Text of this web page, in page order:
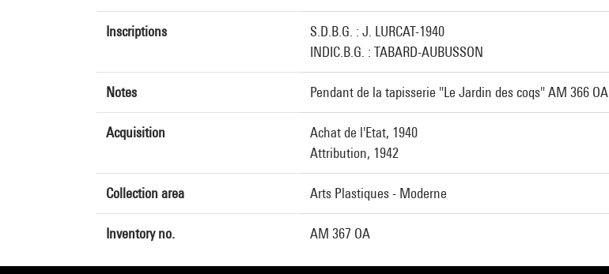
Inscriptions
S.D.B.G. : J. LURCAT-1940
INDIC.B.G. : TABARD-AUBUSSON
Notes Pendant de la tapisserie "Le Jardin des coqs" AM 366 OA
Acquisition
Achat de l'Etat, 1940
Attribution, 1942
Collection area Arts Plastiques - Moderne
Inventory no. AM 367 OA